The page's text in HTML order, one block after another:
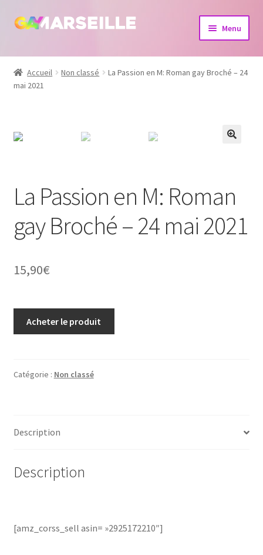
Aller
navigation
Aller
Menu
Boutique
Bijoux
Accueil Non classé
La Passion en M: Roman gay Broché – 24
mai 2021
La Passion en M: Roman
gay Broché – 24 mai 2021
15,90€
Acheter le produit
Catégorie : Non classé
Description
Description
[amz_corss_sell asin= »2925172210″]